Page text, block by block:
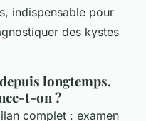
indispensable pour
des kystes
longtemps,
t-on ?
complet : examen